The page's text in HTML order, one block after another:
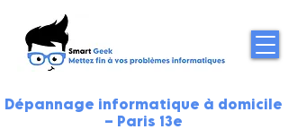
Dépannage informatique à domicile
– Paris 13e